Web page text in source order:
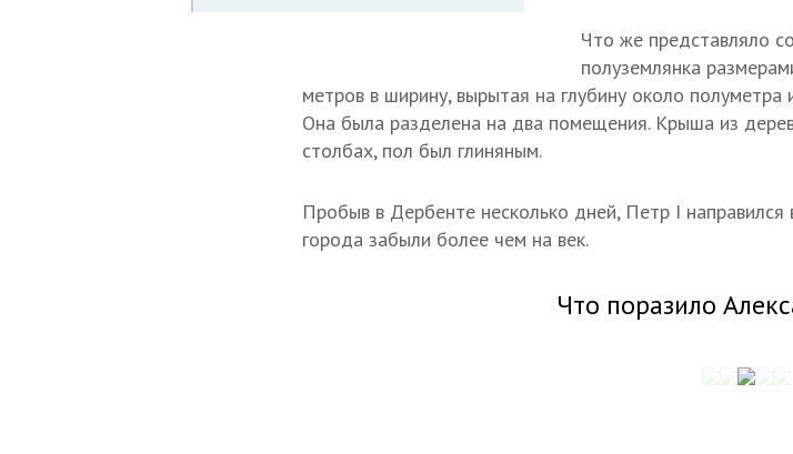
Что же представляло
полуземлянка
метров в ширину, вырытая на глубину около
Она была разделена на два помещения. Крыша из
столбах, пол был глиняным.
Пробыв в Дербенте несколько дней, Петр I направился
города забыли более чем на век.
Что поразило